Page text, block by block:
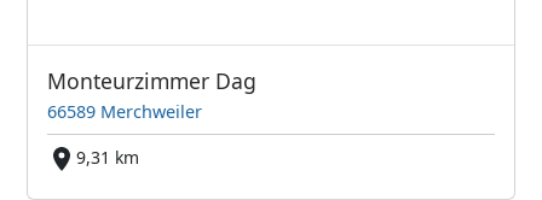
Monteurzimmer Dag
66589 Merchweiler
9,31 km